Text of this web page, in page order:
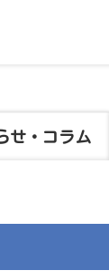
せ・ コラム